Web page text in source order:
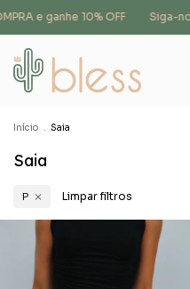
e ganhe 10% OFF Siga-
Início . Saia
Saia
P Limpar filtros